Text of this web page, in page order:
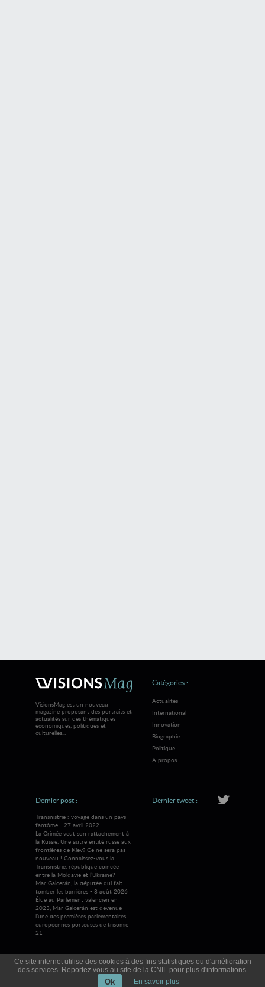
Ce site internet utilise des cookies à des fins statistiques ou d'amélioration
des services. Reportez vous au site de la CNIL pour plus d'informations.
Ok En savoir plus
VisionsMag est un nouveau
magazine proposant des portraits et
actualités sur des thématiques
économiques, politiques et
culturelles...
Catégories :
Actualités
International
Innovation
Biographie
Politique
A propos
Dernier post :
Transnistrie : voyage dans un pays
fantôme - 27 avril 2022
La Crimée veut son rattachement à
la Russie. Une autre entité russe aux
frontières de Kiev? Ce ne sera pas
nouveau ! Connaissez-vous la
Transnistrie, république coincée
entre la Moldavie et l’Ukraine?
Mar Galcerán, la députée qui fait
tomber les barrières - 8 août 2026
Élue au Parlement valencien en
2023, Mar Galcerán est devenue
l’une des premières parlementaires
européennes porteuses de trisomie
21
Dernier tweet :
© 2026 Visions Mag Tous droits réservés